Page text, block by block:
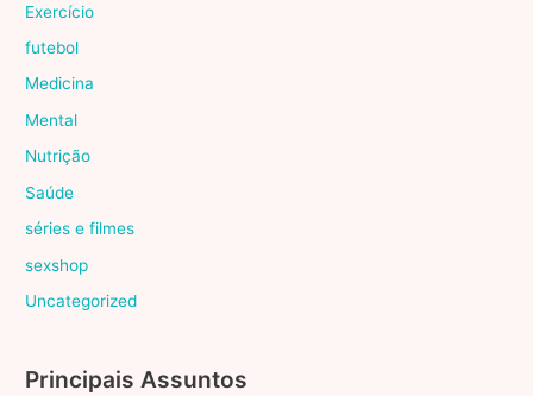
Exercício
futebol
Medicina
Mental
Nutrição
Saúde
séries e filmes
sexshop
Uncategorized
Principais Assuntos